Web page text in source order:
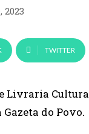
2023
TWITTER
Livraria
do Povo.